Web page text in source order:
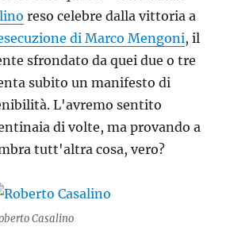
reso celebre dalla vittoria a
di Marco Mengoni, il
sfrondato da quei due o tre
subito un manifesto di
L'avremo sentito
di volte, ma provando a
tutt'altra cosa, vero?
Casalino